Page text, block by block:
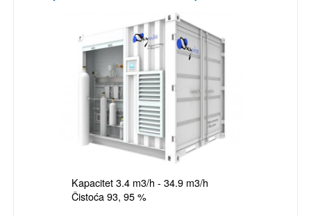
Kapacitet 3.4 m3/h - 34.9 m3/h
Čistoća 93, 95 %